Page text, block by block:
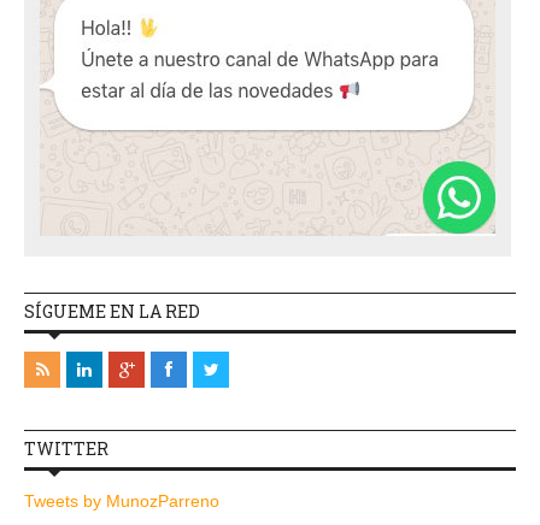
SÍGUEME EN LA RED
TWITTER
Tweets by MunozParreno